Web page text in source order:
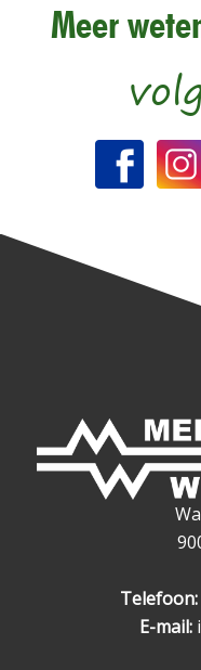
Meer
Telefoon:
E-mail: